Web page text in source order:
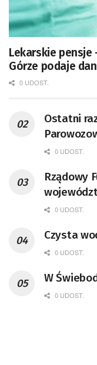
Lekarskie
Górze podaje
0 UDOST.
Ostatni
remont
0 UDOST.
Rządowy
0 UDOST.
Czysta
0 UDOST.
W
0 UDOST.